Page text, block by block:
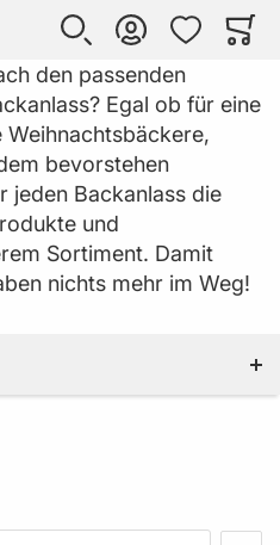
SUCHE
KONTO WUNSCHLISTE
den passenden
Egal ob für eine
bevorstehen
jeden Backanlass die
und
Sortiment. Damit
nichts mehr im Weg!